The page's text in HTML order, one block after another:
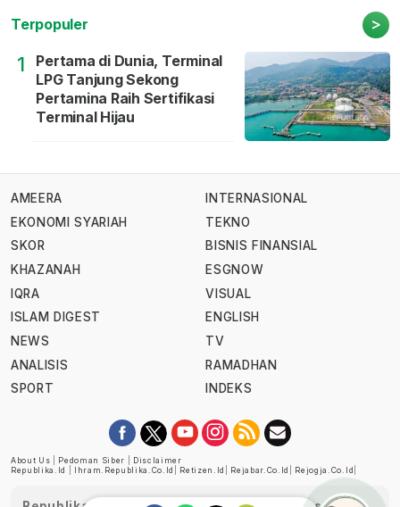
Terpopuler >
1
Pertama di Dunia, Terminal
LPG Tanjung Sekong
Pertamina Raih Sertifikasi
Terminal Hijau
AMEERA
EKONOMI SYARIAH
SKOR
KHAZANAH
IQRA
ISLAM DIGEST
NEWS
ANALISIS
SPORT
INTERNASIONAL
TEKNO
BISNIS FINANSIAL
ESGNOW
VISUAL
ENGLISH
TV
RAMADHAN
INDEKS
About Us Pedoman Siber
Disclaimer
Republika.id
Ihram.republika.co.id Retizen.id Rejabar.co.id Rejogja.co.id